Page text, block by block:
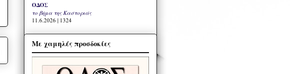
ΟΔΟΣ
το βήμα της Καστοριάς
11.6.2026 | 1324
Με χαμηλές προσδοκίες